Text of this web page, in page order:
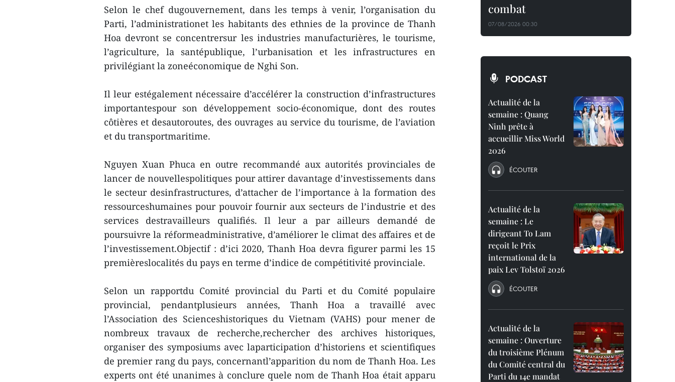
Selon le chef dugouvernement, dans les temps à venir, l’organisation du
Parti, l’administrationet les habitants des ethnies de la province de Thanh
Hoa devront se concentrersur les industries manufacturières, le tourisme,
l’agriculture, la santépublique, l’urbanisation et les infrastructures en
privilégiant la zoneéconomique de Nghi Son.
Il leur estégalement nécessaire d’accélérer la construction d’infrastructures
importantespour son développement socio-économique, dont des routes
côtières et desautoroutes, des ouvrages au service du tourisme, de l’aviation
et du transportmaritime.
Nguyen Xuan Phuca en outre recommandé aux autorités provinciales de
lancer de nouvellespolitiques pour attirer davantage d’investissements dans
le secteur desinfrastructures, d’attacher de l’importance à la formation des
ressourceshumaines pour pouvoir fournir aux secteurs de l’industrie et des
services destravailleurs qualifiés. Il leur a par ailleurs demandé de
poursuivre la réformeadministrative, d’améliorer le climat des affaires et de
l’investissement.Objectif : d’ici 2020, Thanh Hoa devra figurer parmi les 15
premièreslocalités du pays en terme d’indice de compétitivité provinciale.
Selon un rapportdu Comité provincial du Parti et du Comité populaire
provincial, pendantplusieurs années, Thanh Hoa a travaillé avec
l’Association des Scienceshistoriques du Vietnam (VAHS) pour mener de
nombreux travaux de recherche,rechercher des archives historiques,
organiser des symposiums avec laparticipation d’historiens et scientifiques
de premier rang du pays, concernantl’apparition du nom de Thanh Hoa. Les
experts ont été unanimes à conclure quele nom de Thanh Hoa était apparu
combat
07/08/2026 00:30
PODCAST
Actualité de la
semaine : Quang
Ninh prête à
accueillir Miss World
2026
ÉCOUTER
Actualité de la
semaine : Le
dirigeant To Lam
reçoit le Prix
international de la
paix Lev Tolstoï 2026
ÉCOUTER
Actualité de la
semaine : Ouverture
du troisième Plénum
du Comité central du
Parti du 14e mandat